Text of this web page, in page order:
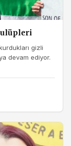
gizli
devam ediyor.